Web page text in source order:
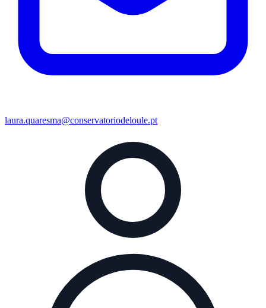
laura.quaresma@conservatoriodeloule.pt